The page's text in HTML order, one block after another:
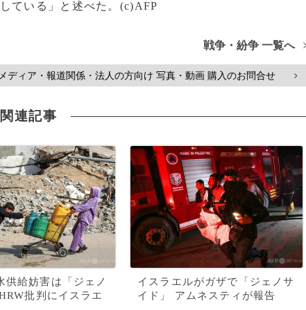
ている」と述べた。(c)AFP
戦争・紛争 一覧へ
メディア・報道関係・法人の方向け 写真・動画 購入のお問合せ >
関連記事
供給妨害は「ジェノ
批判にイスラエ
イスラエルがガザで「ジェノサ
イド」 アムネスティが報告